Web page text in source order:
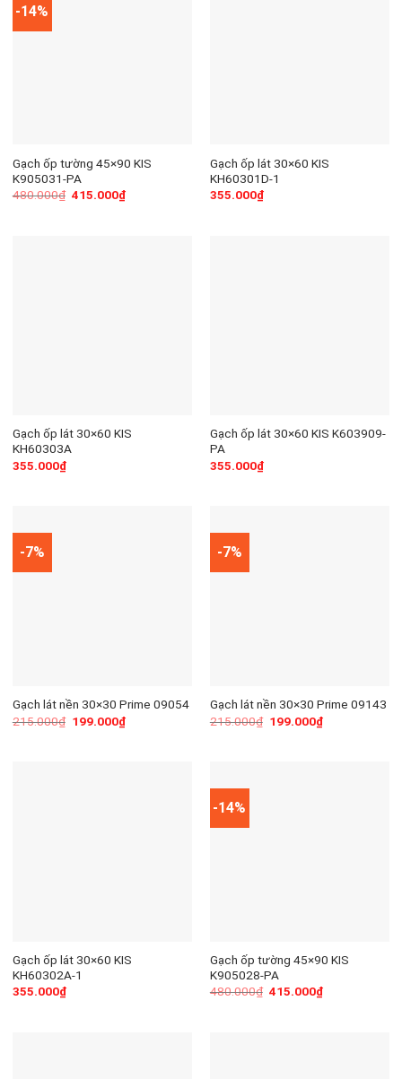
-14%
Gạch ốp tường 45×90 KIS
K905031-PA
480.000₫ 415.000₫
Gạch ốp lát 30×60 KIS
KH60301D-1
355.000₫
Gạch ốp lát 30×60 KIS
KH60303A
355.000₫
Gạch ốp lát 30×60 KIS K603909-
PA
355.000₫
-7%
Gạch lát nền 30×30 Prime 09054
215.000₫ 199.000₫
-7%
Gạch lát nền 30×30 Prime 09143
215.000₫ 199.000₫
Gạch ốp lát 30×60 KIS
KH60302A-1
355.000₫
-14%
Gạch ốp tường 45×90 KIS
K905028-PA
480.000₫ 415.000₫